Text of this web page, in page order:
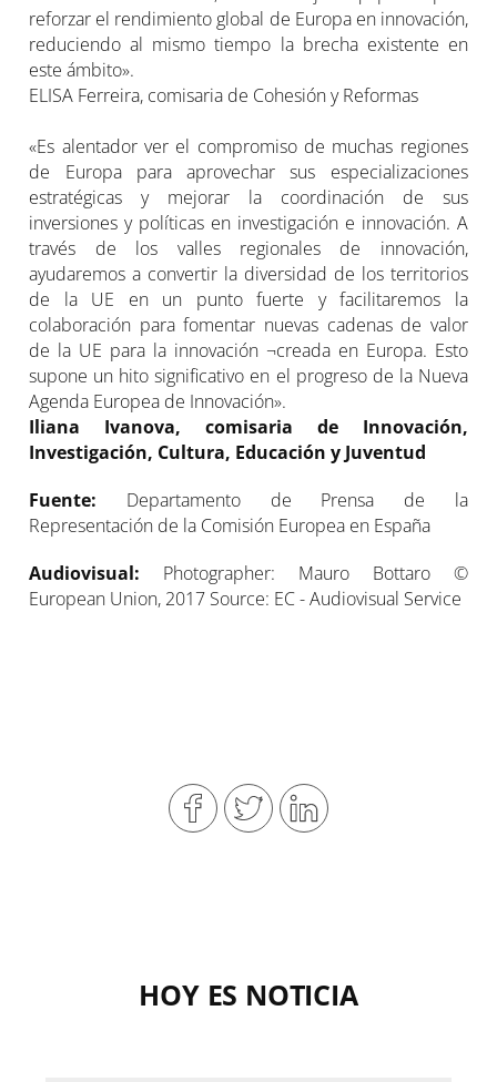
reforzar el rendimiento global de Europa en innovación,
reduciendo al mismo tiempo la brecha existente en
este ámbito».
ELISA Ferreira, comisaria de Cohesión y Reformas
«Es alentador ver el compromiso de muchas regiones
de Europa para aprovechar sus especializaciones
estratégicas y mejorar la coordinación de sus
inversiones y políticas en investigación e innovación. A
través de los valles regionales de innovación,
ayudaremos a convertir la diversidad de los territorios
de la UE en un punto fuerte y facilitaremos la
colaboración para fomentar nuevas cadenas de valor
de la UE para la innovación ¬creada en Europa. Esto
supone un hito significativo en el progreso de la Nueva
Agenda Europea de Innovación».
Iliana Ivanova, comisaria de Innovación,
Investigación, Cultura, Educación y Juventud
Fuente: Departamento de Prensa de la
Representación de la Comisión Europea en España
Audiovisual: Photographer: Mauro Bottaro ©
European Union, 2017 Source: EC - Audiovisual Service
HOY ES NOTICIA